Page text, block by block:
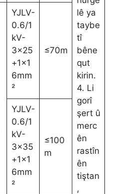
lê ya
taybe
tî
bêne
qut
kirin.
4. Li
gorî
şert û
merc
ên
rastîn
ên
tiştan
,
YJLV-
0.6/1
kV-
3×25
+1×1
6mm
²
≤70m
YJLV-
0.6/1
kV-
3×35
+1×1
6mm
²
≤100
m